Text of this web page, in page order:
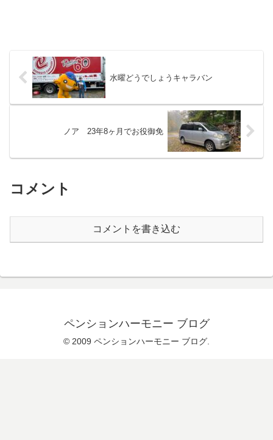
水曜どうでしょうキャラバン
ノア 23年8ヶ月でお役御免
コメント
コメントを書き込む
ペンションハーモニー ブログ
© 2009 ペンションハーモニー ブログ.